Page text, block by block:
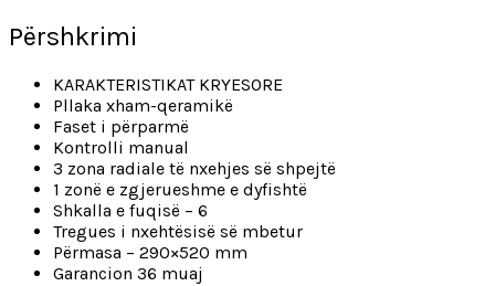
Përshkrimi
KARAKTERISTIKAT KRYESORE
Pllaka xham-qeramikë
Faset i përparmë
Kontrolli manual
3 zona radiale të nxehjes së shpejtë
1 zonë e zgjerueshme e dyfishtë
Shkalla e fuqisë – 6
Tregues i nxehtësisë së mbetur
Përmasa – 290×520 mm
Garancion 36 muaj